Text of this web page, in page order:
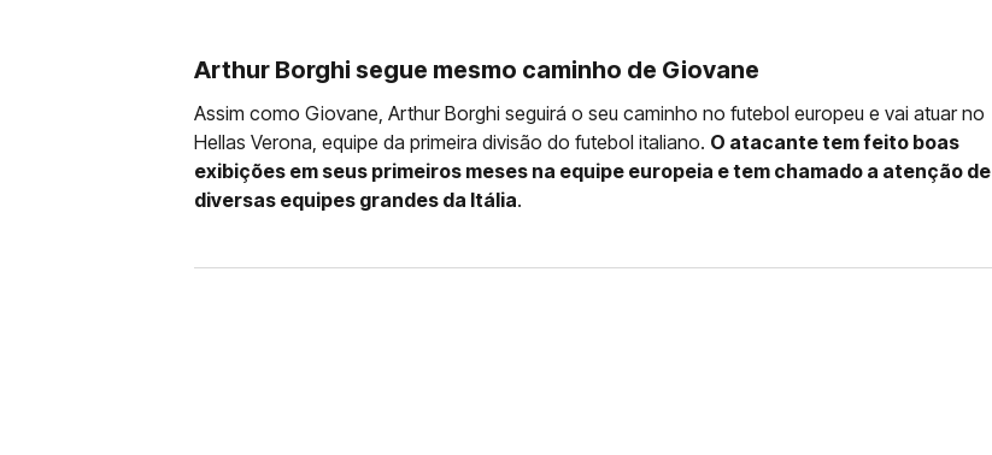
Arthur Borghi segue mesmo caminho de Giovane
Assim como Giovane, Arthur Borghi seguirá o seu caminho no futebol europeu e vai atuar no
Hellas Verona, equipe da primeira divisão do futebol italiano. O atacante tem feito boas
exibições em seus primeiros meses na equipe europeia e tem chamado a atenção de
diversas equipes grandes da Itália.